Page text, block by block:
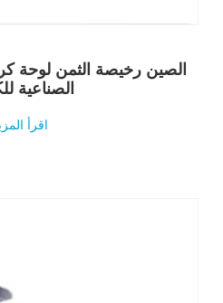
الصين رخيصة الثمن لوحة
الصناعية
اقرأ